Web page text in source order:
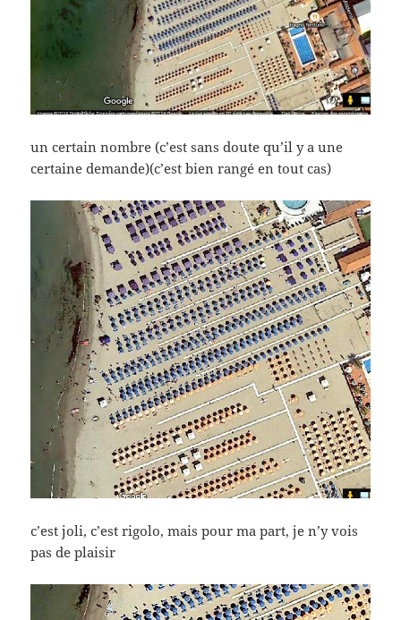
un certain nombre (c’est sans doute qu’il y a une
certaine demande)(c’est bien rangé en tout cas)
c’est joli, c’est rigolo, mais pour ma part, je n’y vois
pas de plaisir